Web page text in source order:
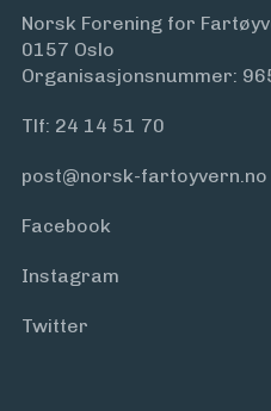
Norsk Forening for
0157 Oslo
Organisasjonsnummer:
Tlf: 24 14 51 70
post@norsk-fartoyvern.no
Facebook
Instagram
Twitter